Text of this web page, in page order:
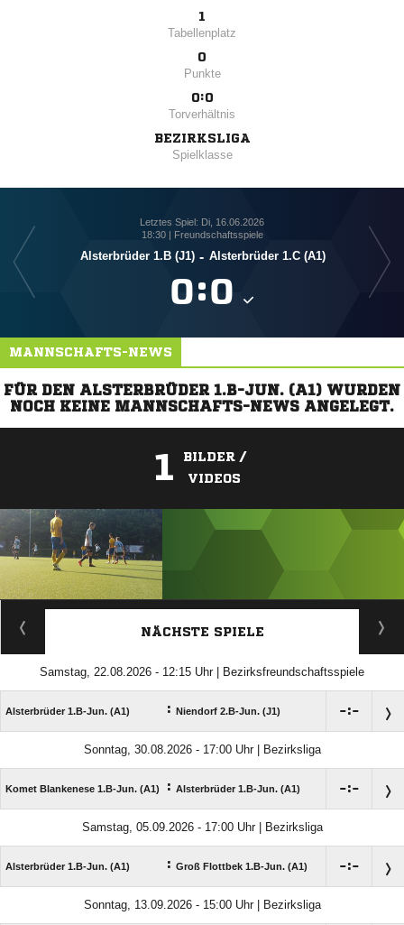
1
Tabellenplatz
0
Punkte
0:0
Torverhältnis
BEZIRKSLIGA
Spielklasse
Letztes Spiel: Di, 16.06.2026
18:30 | Freundschaftsspiele
Alsterbrüder 1.B (J1) - Alsterbrüder 1.C (A1)
:
MANNSCHAFTS-NEWS
FÜR DEN ALSTERBRÜDER 1.B-JUN. (A1) WURDEN
NOCH KEINE MANNSCHAFTS-NEWS ANGELEGT.
1
BILDER /
VIDEOS
ANZEIGE
NÄCHSTE SPIELE
Samstag, 22.08.2026 - 12:15 Uhr | Bezirksfreundschaftsspiele
Alsterbrüder 1.B-Jun. (A1) : Niendorf 2.B-Jun. (J1) :
Sonntag, 30.08.2026 - 17:00 Uhr | Bezirksliga
Komet Blankenese 1.B-Jun. (A1) : Alsterbrüder 1.B-Jun. (A1) :
Samstag, 05.09.2026 - 17:00 Uhr | Bezirksliga
Alsterbrüder 1.B-Jun. (A1) : Groß Flottbek 1.B-Jun. (A1) :
Sonntag, 13.09.2026 - 15:00 Uhr | Bezirksliga